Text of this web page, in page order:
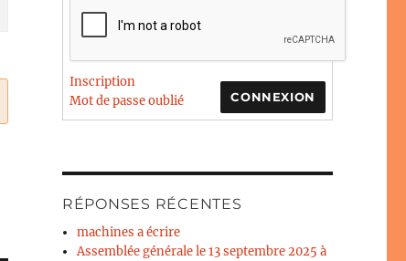
CONNEXION
Inscription
Mot de passe oublié
RÉPONSES RÉCENTES
machines a écrire
Assemblée générale le 13 septembre 2025 à